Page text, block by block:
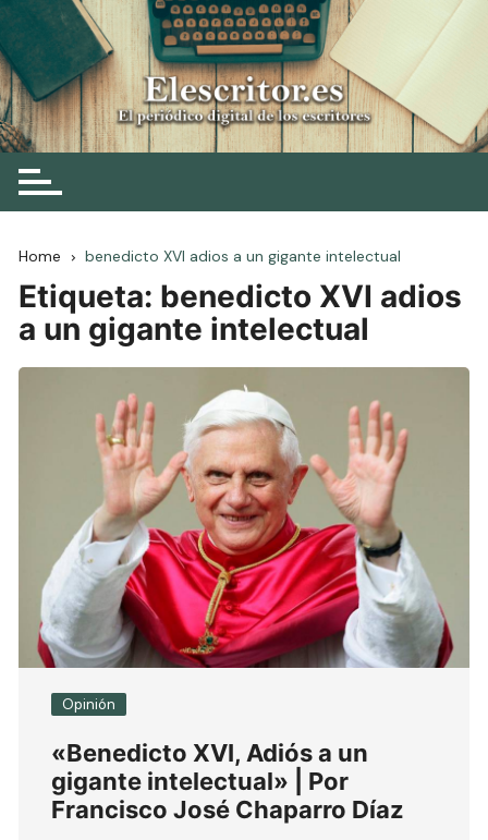
Skip
to
content
Elescritor.es
El periódico digital de los escritores
Home benedicto XVI adios a un gigante intelectual
Etiqueta: benedicto XVI adios
a un gigante intelectual
Opinión
«Benedicto XVI, Adiós a un
gigante intelectual» | Por
Francisco José Chaparro Díaz